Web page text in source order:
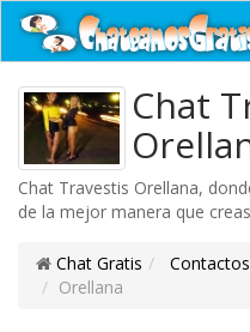
Chat
Chat Travestis Orellana,
de la mejor manera que
Chat Gratis Contactos
Orellana